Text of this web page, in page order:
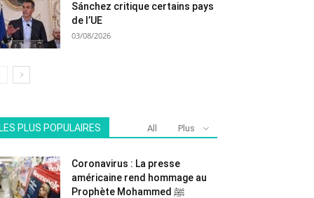
Sánchez critique certains pays
de l’UE
03/08/2026
LES PLUS POPULAIRES All Plus
Coronavirus : La presse
américaine rend hommage au
Prophète Mohammed ﷺ